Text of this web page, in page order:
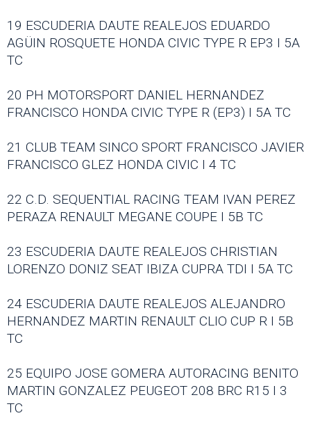
19 ESCUDERIA DAUTE REALEJOS EDUARDO
AGÜIN ROSQUETE HONDA CIVIC TYPE R EP3 I 5A
TC
20 PH MOTORSPORT DANIEL HERNANDEZ
FRANCISCO HONDA CIVIC TYPE R (EP3) I 5A TC
21 CLUB TEAM SINCO SPORT FRANCISCO JAVIER
FRANCISCO GLEZ HONDA CIVIC I 4 TC
22 C.D. SEQUENTIAL RACING TEAM IVAN PEREZ
PERAZA RENAULT MEGANE COUPE I 5B TC
23 ESCUDERIA DAUTE REALEJOS CHRISTIAN
LORENZO DONIZ SEAT IBIZA CUPRA TDI I 5A TC
24 ESCUDERIA DAUTE REALEJOS ALEJANDRO
HERNANDEZ MARTIN RENAULT CLIO CUP R I 5B
TC
25 EQUIPO JOSE GOMERA AUTORACING BENITO
MARTIN GONZALEZ PEUGEOT 208 BRC R15 I 3
TC